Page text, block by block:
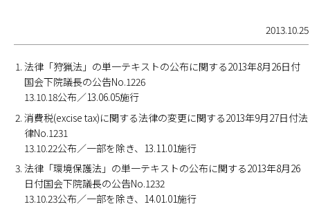
2013.10.25
法律「狩猟法」の単一テキストの公布に関する2013年8月26日付
国会下院議長の公告No.1226
13.10.18公布／13.06.05施行
消費税(excise tax)に関する法律の変更に関する2013年9月27日付法
律No.1231
13.10.22公布／一部を除き、13.11.01施行
法律「環境保護法」の単一テキストの公布に関する2013年8月26
日付国会下院議長の公告No.1232
13.10.23公布／一部を除き、14.01.01施行